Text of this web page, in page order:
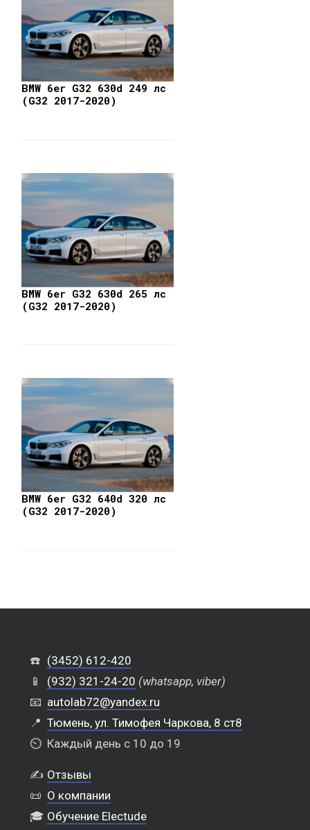
BMW 6er G32 630d 249 лс
(G32 2017-2020)
BMW 6er G32 630d 265 лс
(G32 2017-2020)
BMW 6er G32 640d 320 лс
(G32 2017-2020)
☎️ (3452) 612-420
📱
(932) 321-24-20 (whatsapp, viber)
📧 autolab72@yandex.ru
📍 Тюмень, ул. Тимофея Чаркова, 8 ст8
⏲️ Каждый день с 10 до 19
✍️ Отзывы
📜 О компании
🎓 Обучение Electude